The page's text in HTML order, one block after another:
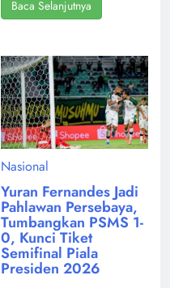
Baca Selanjutnya
Nasional
Yuran Fernandes Jadi
Pahlawan Persebaya,
Tumbangkan PSMS 1-
0, Kunci Tiket
Semifinal Piala
Presiden 2026